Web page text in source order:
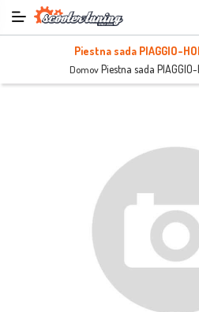
Piestna sada PIAGGIO-
Domov Piestna sada PIAGGIO-